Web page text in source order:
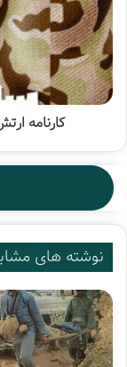
کارنامه
نوشته های